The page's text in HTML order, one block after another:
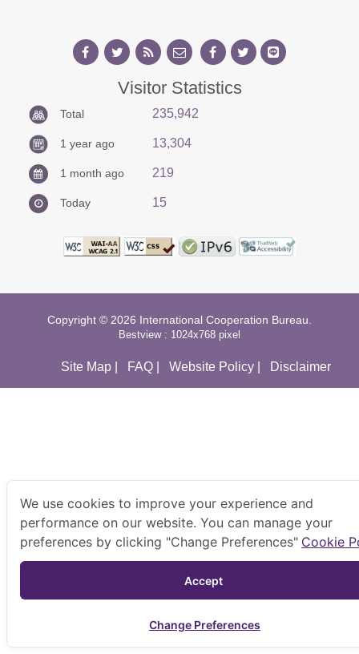
Visitor Statistics
Total 235,942
1 year ago 13,304
1 month ago 219
Today 15
Copyright © 2026 International Cooperation Bureau.
Bestview : 1024x768 pixel
Site Map| FAQ| Website Policy| Disclaimer
We use cookies to improve your experience and
performance on our website. You can manage your
preferences by clicking "Change Preferences" Cookie
Accept
Change Preferences